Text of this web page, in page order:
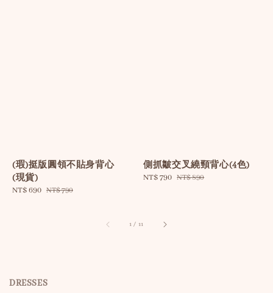
(瑕)挺版圓領不貼身背心
(現貨)
Sale
NT$ 690 Regular
NT$ 790
側抓皺交叉繞頸背心(4色)
Sale
NT$ 790 Regular
NT$ 890
1 / 11
DRESSES